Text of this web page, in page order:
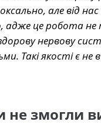
але від
це робота не
нервову
Такі якості є не
не змогли